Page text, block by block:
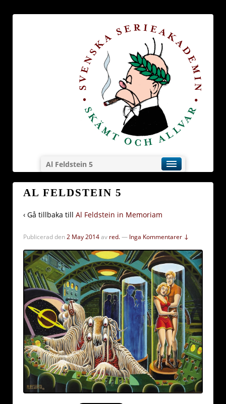
Al Feldstein 5
AL FELDSTEIN 5
‹ Gå tillbaka till Al Feldstein in Memoriam
Publicerad den2 May 2014av red.— Inga Kommentarer ↓